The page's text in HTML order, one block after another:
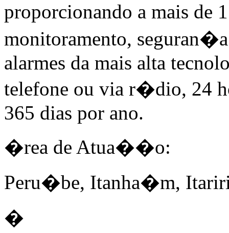
proporcionando a mais de
monitoramento,
alarmes da mais alta
telefone ou via r�dio, 24
365 dias por ano.
�rea de Atua��o:
Peru�be, Itanha�m,
�